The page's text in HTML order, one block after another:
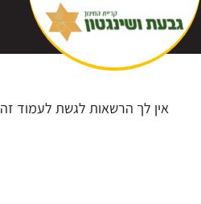
אתר בהרצה
אין לך הרשאות לגשת לעמוד זה